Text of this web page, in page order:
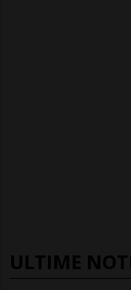
ULTIME